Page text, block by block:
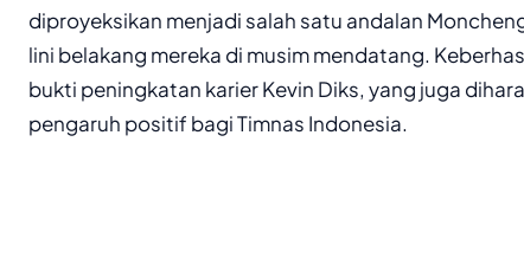
diproyeksikan menjadi salah satu andalan
lini belakang mereka di musim mendatang.
bukti peningkatan karier Kevin Diks, yang juga
pengaruh positif bagi Timnas Indonesia.